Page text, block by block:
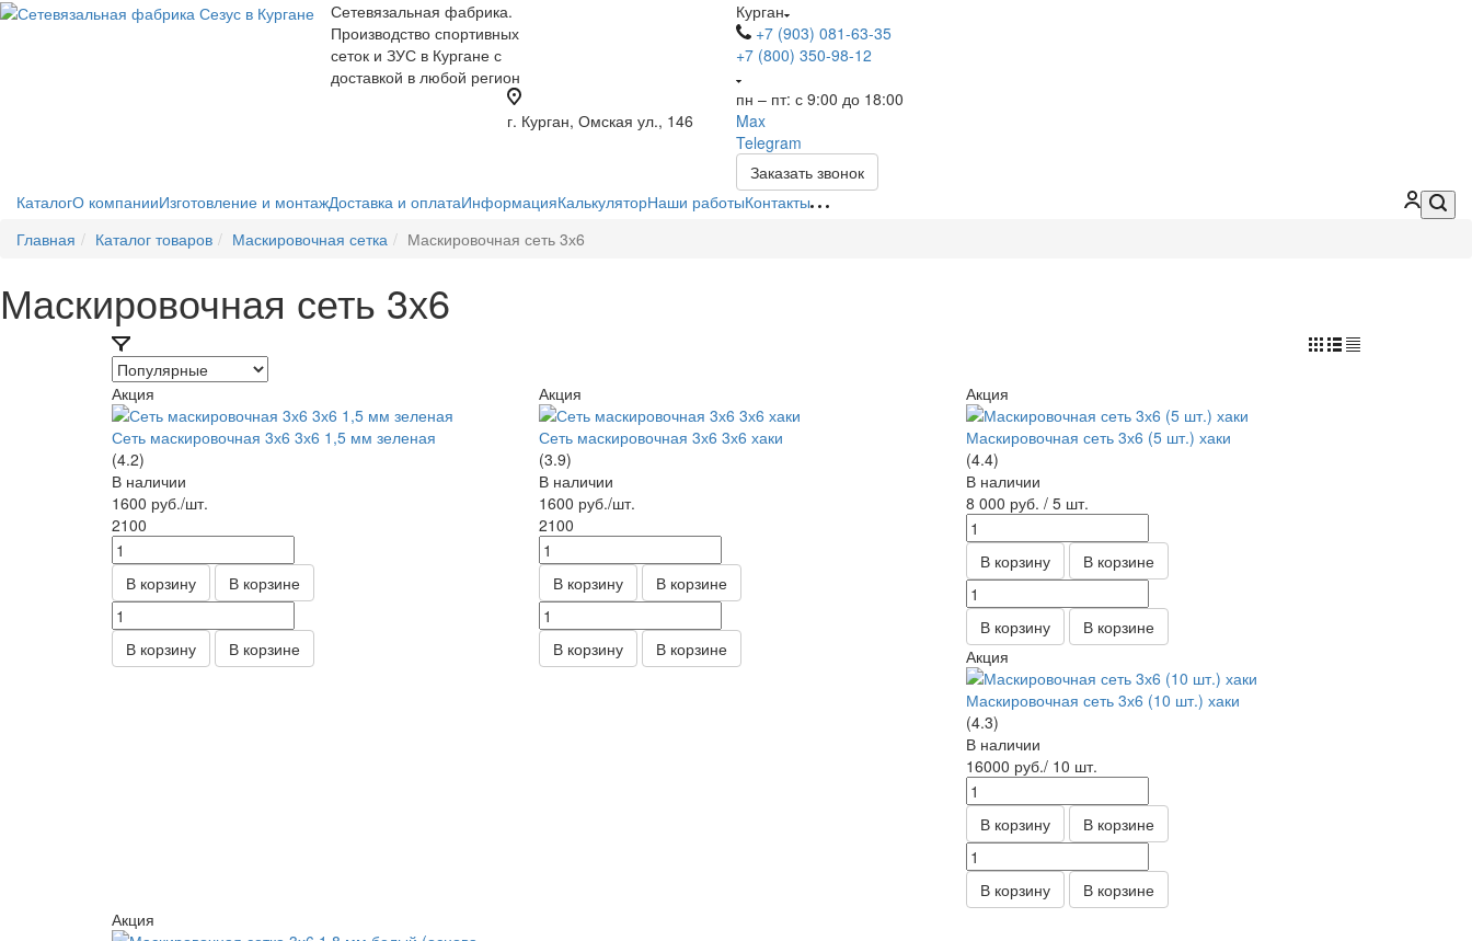
Сетевязальная фабрика.
Производство спортивных
сеток и ЗУС в Кургане с
доставкой в любой регион
Курган
+7 (903) 081-63-35
+7 (800) 350-98-12
пн – пт: с 9:00 до 18:00
Max
Telegram
Заказать звонок
г. Курган, Омская ул., 146
КаталогО компанииИзготовление и монтажДоставка и оплатаИнформацияКалькуляторНаши работыКонтакты
Главная
Каталог товаров Маскировочная сетка Маскировочная сеть 3х6
Маскировочная сеть 3х6
Акция
Сеть маскировочная 3х6 3х6 1,5 мм зеленая
(4.2)
В наличии
1600 руб./шт.
2100
В корзину В корзине
В корзину В корзине
Акция
Сеть маскировочная 3х6 3х6 хаки
(3.9)
В наличии
1600 руб./шт.
2100
В корзину В корзине
В корзину В корзине
Акция
Маскировочная сеть 3х6 (5 шт.) хаки
(4.4)
В наличии
8 000 руб. / 5 шт.
В корзину В корзине
В корзину
В корзине
Акция
Маскировочная сеть 3х6 (10 шт.) хаки
(4.3)
В наличии
16000 руб./ 10 шт.
В корзину В корзине
В корзину
В корзине
Акция